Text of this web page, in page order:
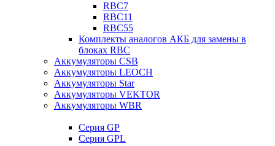
RBC7
RBC11
RBC55
Комплекты аналогов АКБ для замены в
блоках RBC
Аккумуляторы CSB
Аккумуляторы LEOCH
Аккумуляторы Star
Аккумуляторы VEKTOR
Аккумуляторы WBR
Cерия GP
Серия GPL